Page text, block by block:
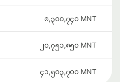
၈,၃၀၀,၇၄၀ MNT
၂၀,၇၅၁,၈၅၀ MNT
၄၁,၅၀၃,၇၀၀ MNT